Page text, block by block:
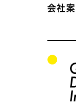
会社案
関連サイト